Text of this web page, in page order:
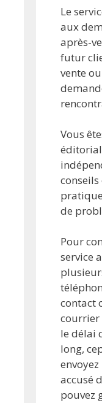
Le
aux
après-
futur
vente
Vous
de
Pour
service
contact
courrier
le délai
long,
accusé
pouvez